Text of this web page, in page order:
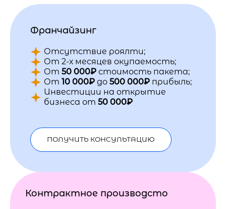
Франчайзинг
Отсутствие роялти;
От 2-х месяцев окупаемость;
От 50 000₽ стоимость пакета;
От 10 000₽ до 500 000₽ прибыль;
Инвестиции на открытие
бизнеса от 50 000₽
ПОЛУЧИТЬ КОНСУЛЬТАЦИЮ
Контрактное производсто